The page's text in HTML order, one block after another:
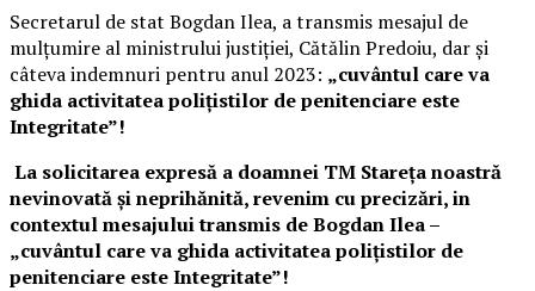
Secretarul de stat Bogdan Ilea, a transmis mesajul de
mulțumire al ministrului justiției, Cătălin Predoiu, dar și
câteva indemnuri pentru anul 2023: „cuvântul care va
ghida activitatea polițistilor de penitenciare este
Integritate”!
La solicitarea expresă a doamnei TM Stareța noastră
nevinovată și neprihănită, revenim cu precizări, in
contextul mesajului transmis de Bogdan Ilea –
„cuvântul care va ghida activitatea polițistilor de
penitenciare este Integritate”!